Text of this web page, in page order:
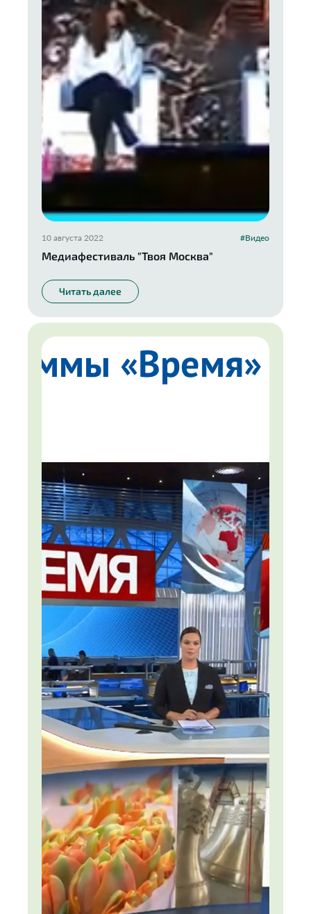
10 августа 2022 #Видео
Медиафестиваль "Твоя Москва"
Читать далее